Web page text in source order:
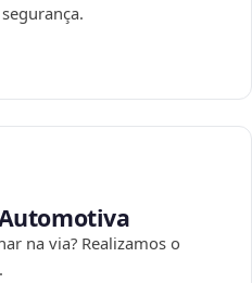
na via? Realizamos o